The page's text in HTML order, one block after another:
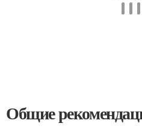
Общие